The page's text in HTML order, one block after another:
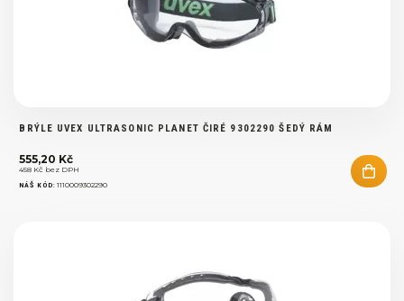
BRÝLE UVEX ULTRASONIC PLANET ČIRÉ 9302290 ŠEDÝ RÁM
555,20 Kč
458 Kč bez DPH
NÁŠ KÓD:1110009302290